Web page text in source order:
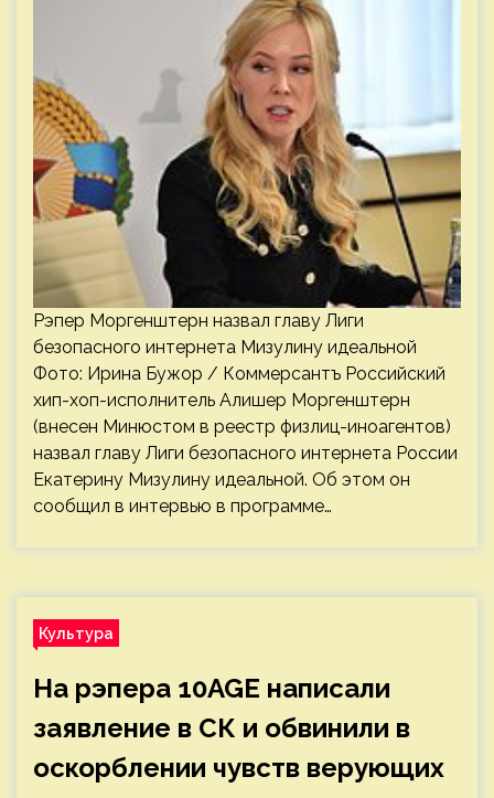
Рэпер Моргенштерн назвал главу Лиги
безопасного интернета Мизулину идеальной
Фото: Ирина Бужор / Коммерсантъ Российский
хип-хоп-исполнитель Алишер Моргенштерн
(внесен Минюстом в реестр физлиц-иноагентов)
назвал главу Лиги безопасного интернета России
Екатерину Мизулину идеальной. Об этом он
сообщил в интервью в программе…
Культура
На рэпера 10AGE написали
заявление в СК и обвинили в
оскорблении чувств верующих